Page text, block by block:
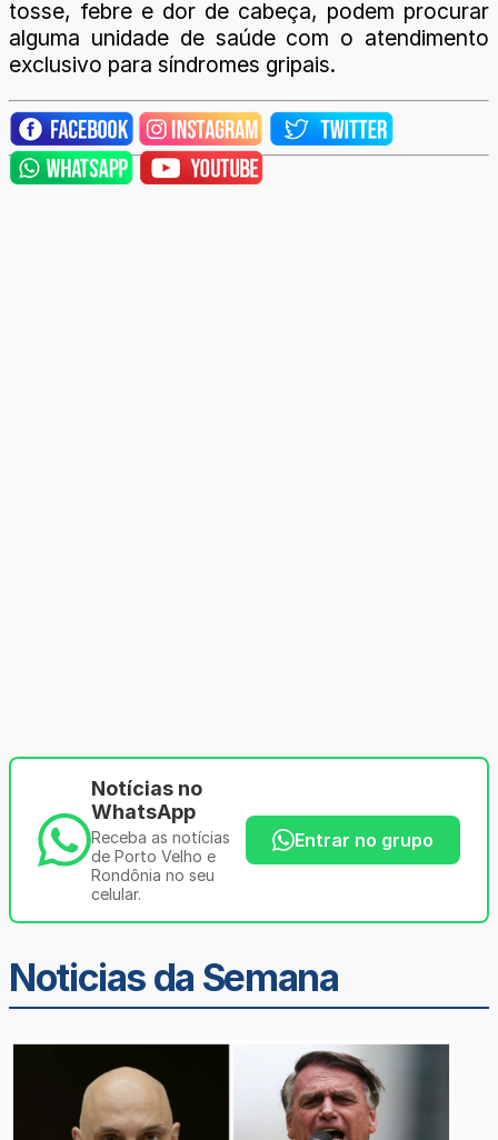
tosse, febre e dor de cabeça, podem procurar
alguma unidade de saúde com o atendimento
exclusivo para síndromes gripais.
Notícias no
WhatsApp
Receba as notícias
de Porto Velho e
Rondônia no seu
celular.
Entrar no grupo
Noticias da Semana